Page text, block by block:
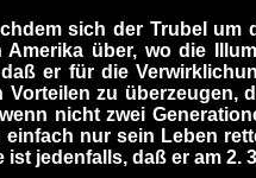
sich der Trubel um
über, wo die
er für die
zu überzeugen,
nicht zwei
nur sein Leben
jedenfalls, daß er am 2.